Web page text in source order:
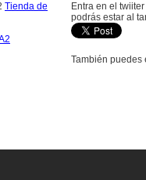
Tienda de
Entra en el
podrás estar al
También puedes